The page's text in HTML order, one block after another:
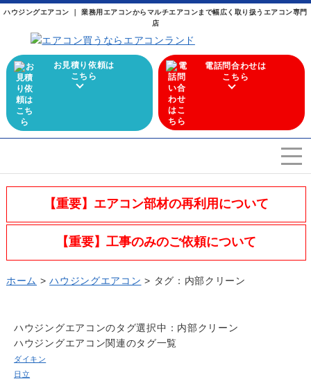
ハウジングエアコン ｜ 業務用エアコンからマルチエアコンまで幅広く取り扱うエアコン専門
店
お見積り依頼は
こちら
電話問合わせは
こちら
エアコンを選ぶ
Airconditioner search
店舗案内
施工実績
よくある質問
Question
【重要】エアコン部材の再利用について
【重要】工事のみのご依頼について
ホーム >ハウジングエアコン > タグ：内部クリーン
ハウジングエアコンのタグ選択中：内部クリーン
ハウジングエアコン関連のタグ一覧
ダイキン
日立